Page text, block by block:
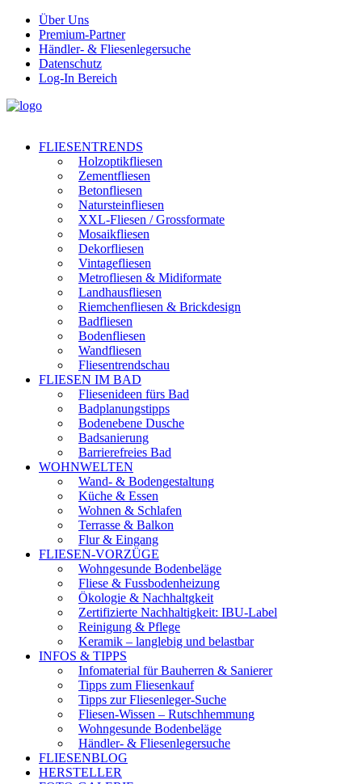
Über Uns
Premium-Partner
Händler- & Fliesenlegersuche
Datenschutz
Log-In Bereich
FLIESENTRENDS
Holzoptikfliesen
Zementfliesen
Betonfliesen
Natursteinfliesen
XXL-Fliesen / Grossformate
Mosaikfliesen
Dekorfliesen
Vintagefliesen
Metrofliesen & Midiformate
Landhausfliesen
Riemchenfliesen & Brickdesign
Badfliesen
Bodenfliesen
Wandfliesen
Fliesentrendschau
FLIESEN IM BAD
Fliesenideen fürs Bad
Badplanungstipps
Bodenebene Dusche
Badsanierung
Barrierefreies Bad
WOHNWELTEN
Wand- & Bodengestaltung
Küche & Essen
Wohnen & Schlafen
Terrasse & Balkon
Flur & Eingang
FLIESEN-VORZÜGE
Wohngesunde Bodenbeläge
Fliese & Fussbodenheizung
Ökologie & Nachhaltgkeit
Zertifizierte Nachhaltigkeit: IBU-Label
Reinigung & Pflege
Keramik – langlebig und belastbar
INFOS & TIPPS
Infomaterial für Bauherren & Sanierer
Tipps zum Fliesenkauf
Tipps zur Fliesenleger-Suche
Fliesen-Wissen – Rutschhemmung
Wohngesunde Bodenbeläge
Händler- & Fliesenlegersuche
FLIESENBLOG
HERSTELLER